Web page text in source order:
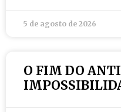
5 de agosto de 2026
O FIM DO